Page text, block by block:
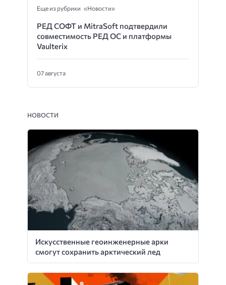
Еще из рубрики «Новости»
РЕД СОФТ и MitraSoft подтвердили
совместимость РЕД ОС и платформы
Vaulterix
07 августа
НОВОСТИ
Искусственные геоинженерные арки
смогут сохранить арктический лед